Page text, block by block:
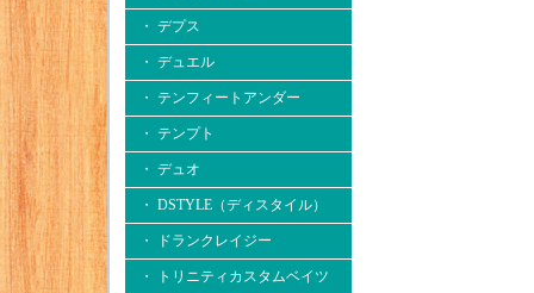
・ デプス
・ デュエル
・ テンフィートアンダー
・ テンプト
・ デュオ
・ DSTYLE（ディスタイル）
・ ドランクレイジー
・ トリニティカスタムベイツ